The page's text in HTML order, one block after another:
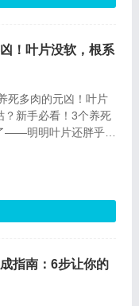
！叶片没软，根系
死多肉的元凶！叶片
？新手必看！3个养死
——明明叶片还胖乎
肉党、
指南：6步让你的